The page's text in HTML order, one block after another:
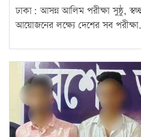
ঢাকা: আসন্ন আলিম পরীক্ষা সুষ্ঠু,
আয়োজনের লক্ষ্যে দেশের সব